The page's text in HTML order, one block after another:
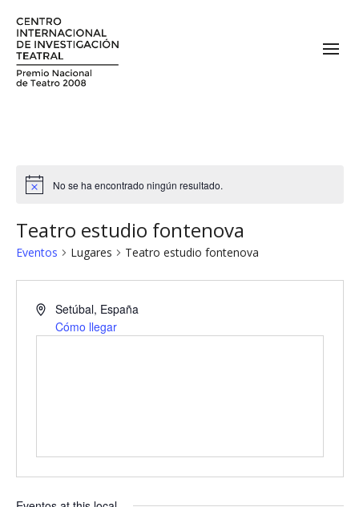
No se ha encontrado ningún resultado.
Teatro estudio fontenova
Eventos Lugares Teatro estudio fontenova
Setúbal, España
Cómo llegar